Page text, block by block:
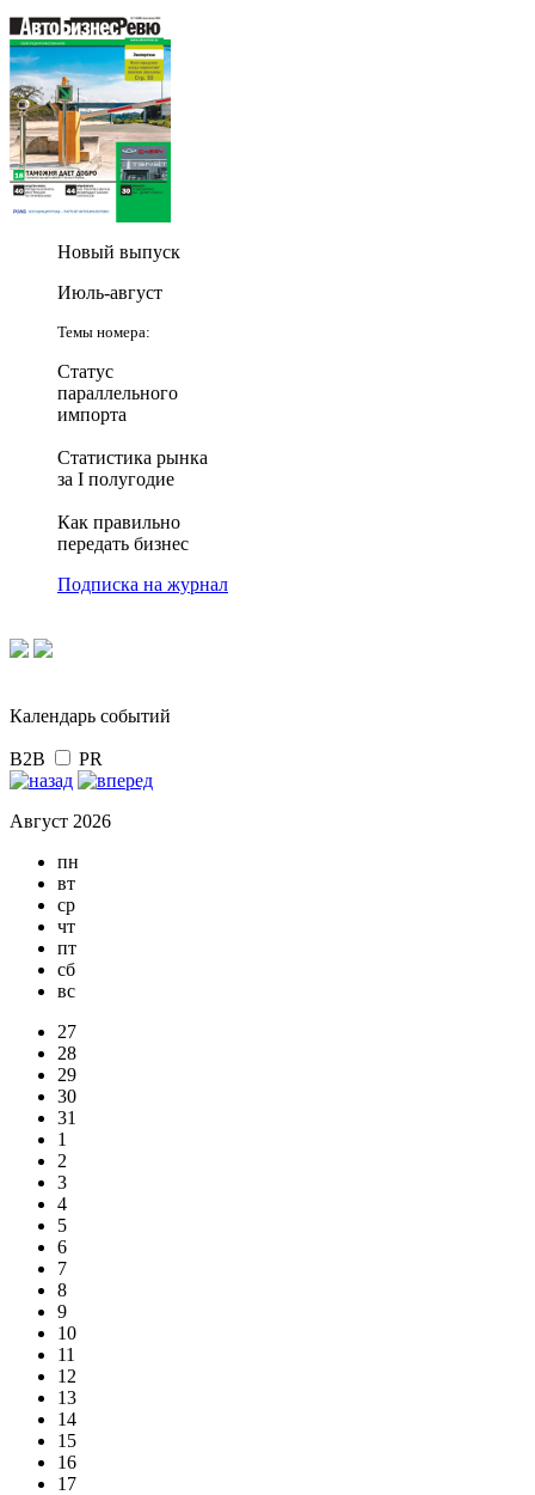
Новый выпуск
Июль-август
Темы номера:
Статус
параллельного
импорта
Статистика рынка
за I полугодие
Как правильно
передать бизнес
Подписка на журнал
Календарь событий
B2B PR
Август 2026
пн
вт
ср
чт
пт
сб
вс
27
28
29
30
31
1
2
3
4
5
6
7
8
9
10
11
12
13
14
15
16
17